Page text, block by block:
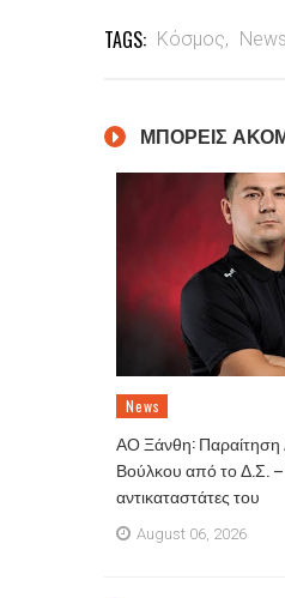
TAGS: Κόσμος,
ΜΠΟΡΕΙΣ
News
ΑΟ Ξάνθη: Παραίτηση
Βούλκου από το Δ.Σ.
αντικαταστάτες του
August 06, 2026